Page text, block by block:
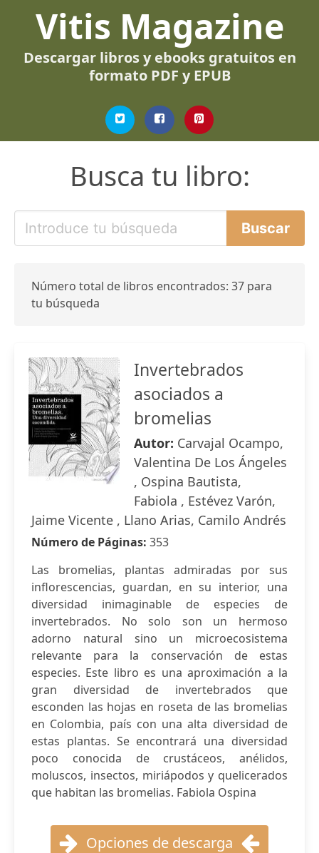
Vitis Magazine
Descargar libros y ebooks gratuitos en
formato PDF y EPUB
Busca tu libro:
Número total de libros encontrados: 37 para
tu búsqueda
Invertebrados
asociados a
bromelias
Autor: Carvajal Ocampo,
Valentina De Los Ángeles
, Ospina Bautista,
Fabiola , Estévez Varón,
Jaime Vicente , Llano Arias, Camilo Andrés
Número de Páginas: 353
Las bromelias, plantas admiradas por sus
inflorescencias, guardan, en su interior, una
diversidad inimaginable de especies de
invertebrados. No solo son un hermoso
adorno natural sino un microecosistema
relevante para la conservación de estas
especies. Este libro es una aproximación a la
gran diversidad de invertebrados que
esconden las hojas en roseta de las bromelias
en Colombia, país con una alta diversidad de
estas plantas. Se encontrará una diversidad
poco conocida de crustáceos, anélidos,
moluscos, insectos, miriápodos y quelicerados
que habitan las bromelias. Fabiola Ospina
Opciones de descarga